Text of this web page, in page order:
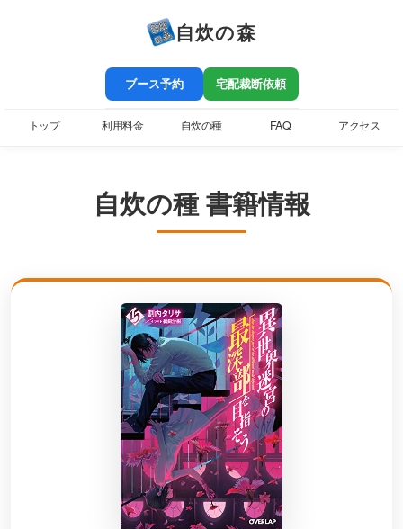
自炊の森
ブース予約 宅配裁断依頼
トップ 利用料金 自炊の種 FAQ アクセス
自炊の種 書籍情報